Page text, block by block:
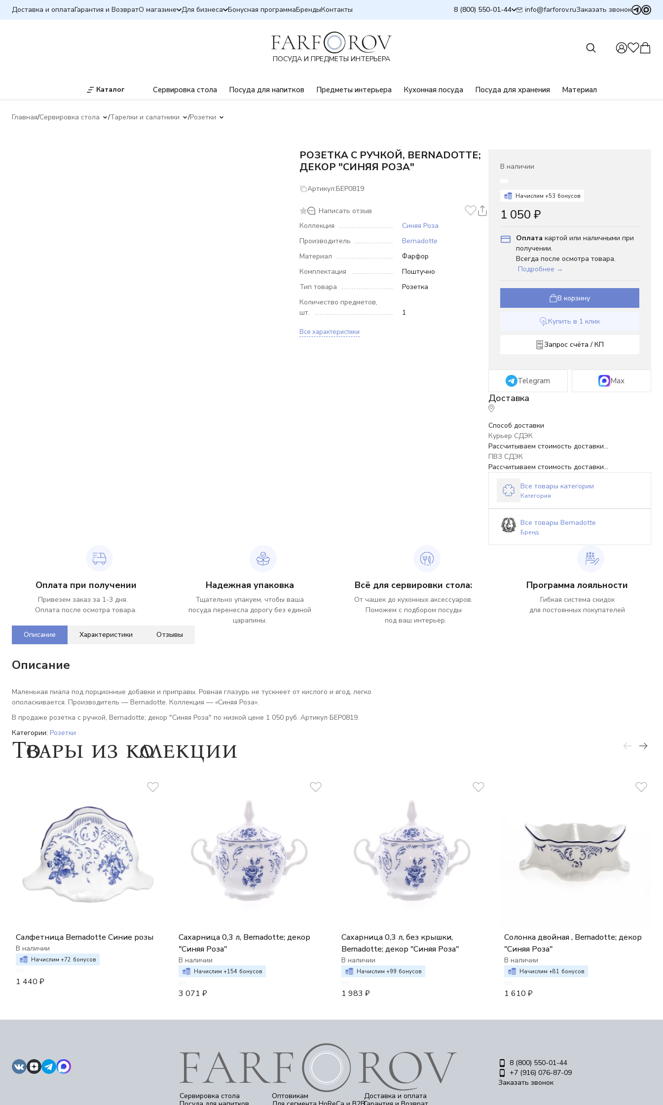
Доставка и оплатаГарантия и ВозвратО магазине Для бизнеса Бонусная программаБрендыКонтакты 8 (800) 550-01-44 info@farforov.ruЗаказать звонок
ПОСУДА И ПРЕДМЕТЫ ИНТЕРЬЕРА
Каталог Сервировка стола Посуда для напитков Предметы интерьера Кухонная посуда Посуда для хранения Материал
Главная Сервировка стола Тарелки и салатники Розетки
РОЗЕТКА С РУЧКОЙ, BERNADOTTE;
ДЕКОР "СИНЯЯ РОЗА"
Артикул:БЕР0819
Написать отзыв
Коллекция
Синяя Роза
Производитель
Bernadotte
Материал
Фарфор
Комплектация
Поштучно
Тип товара
Розетка
Количество предметов,
шт.
1
Все характеристики
В наличии
Начислим +53 бонусов
1 050 ₽
Оплата картой или наличными при
получении.
Всегда после осмотра товара.
Подробнее →
В корзину
Купить в 1 клик
Запрос счёта / КП
Telegram Max
Способ доставки
Курьер СДЭК
Рассчитываем стоимость доставки...
ПВЗ СДЭК
Рассчитываем стоимость доставки...
Все товары категории
Категория
Все товары Bernadotte
Бренд
Оплата при получении
Привезем заказ за 1-3 дня.
Оплата после осмотра товара.
Надежная упаковка
Тщательно упакуем, чтобы ваша
посуда перенесла дорогу без единой
царапины.
Всё для сервировки стола:
От чашек до кухонных аксессуаров.
Поможем с подбором посуды
под ваш интерьер.
Программа лояльности
Гибкая система скидок
для постоянных покупателей
Описание Характеристики Отзывы
Описание
Маленькая пиала под порционные добавки и приправы. Ровная глазурь не тускнеет от кислого и ягод, легко
ополаскивается. Производитель — Bernadotte. Коллекция — «Синяя Роза».
В продаже розетка с ручкой, Bernadotte; декор "Синяя Роза" по низкой цене 1 050 руб. Артикул БЕР0819.
Категории: Розетки
Товары из коллекции
Салфетница Bernadotte Синие розы
В наличии
Начислим +72 бонусов
1 440 ₽
Сахарница 0,3 л, Bernadotte; декор
"Синяя Роза"
В наличии
Начислим +154 бонусов
3 071 ₽
Сахарница 0,3 л, без крышки,
Bernadotte; декор "Синяя Роза"
В наличии
Начислим +99 бонусов
1 983 ₽
Солонка двойная , Bernadotte; декор
"Синяя Роза"
В наличии
Начислим +81 бонусов
1 610 ₽
Сервировка стола
Оптовикам
Доставка и оплата
8 (800) 550-01-44
+7 (916) 076-87-09
Заказать звонок